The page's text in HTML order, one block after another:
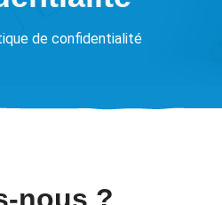
de confidentialité